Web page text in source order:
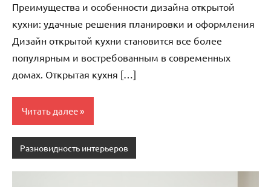
Преимущества и особенности дизайна открытой
кухни: удачные решения планировки и оформления
Дизайн открытой кухни становится все более
популярным и востребованным в современных
домах. Открытая кухня […]
Читать далее
Разновидность интерьеров